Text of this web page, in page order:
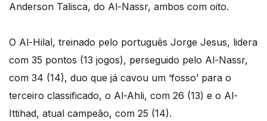
Anderson Talisca, do Al-Nassr, ambos com oito.
O Al-Hilal, treinado pelo português Jorge Jesus, lidera
com 35 pontos (13 jogos), perseguido pelo Al-Nassr,
com 34 (14), duo que já cavou um ‘fosso’ para o
terceiro classificado, o Al-Ahli, com 26 (13) e o Al-
Ittihad, atual campeão, com 25 (14).